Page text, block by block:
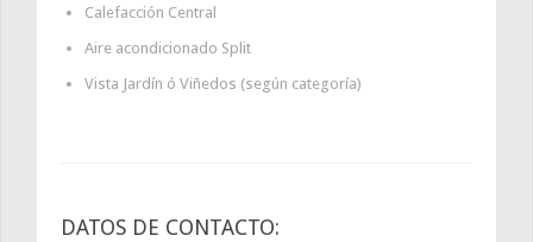
Calefacción Central
Aire acondicionado Split
Vista Jardín ó Viñedos (según categoría)
DATOS DE CONTACTO: